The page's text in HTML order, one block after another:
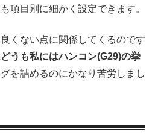
項目別に細かく設定できます。
くない点に関係してくるのです
うも私にはハンコン(G29)の挙
を詰めるのにかなり苦労しまし